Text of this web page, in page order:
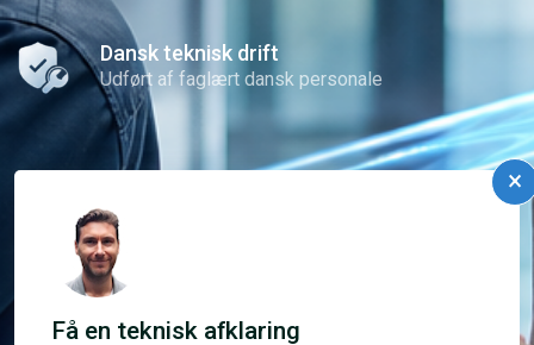
Dansk teknisk drift
Udført af faglært dansk personale
×
Få en teknisk afklaring